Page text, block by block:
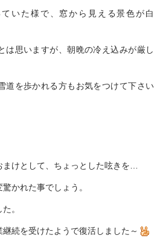
いた様で、窓から見える景色が白
は思いますが、朝晩の冷え込みが厳し
道を歩かれる方もお気をつけて下さい
けとして、ちょっとした呟きを…
かれた事でしょう。
。
続を受けたようで復活しました～